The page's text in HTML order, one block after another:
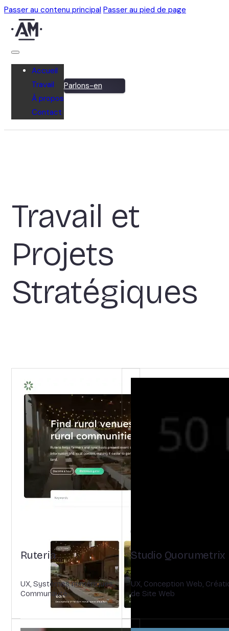
Passer au contenu principal Passer au pied de page
Accueil
Travail
À propos
Contact
Parlons-en
Travail et
Projets
Stratégiques
Ruteria
UX, Systèmes numériques,
Communauté
Studio Quorumetrix
UX, Conception Web,
de Site Web